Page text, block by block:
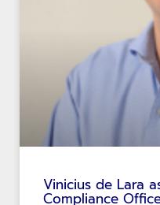
Vinicius de Lara
Compliance